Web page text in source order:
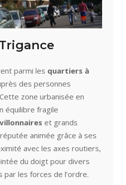
parmi les quartiers à
des personnes
zone urbanisée en
équilibre fragile
et grands
animée grâce à ses
avec les axes routiers,
du doigt pour divers
par les forces de l’ordre.